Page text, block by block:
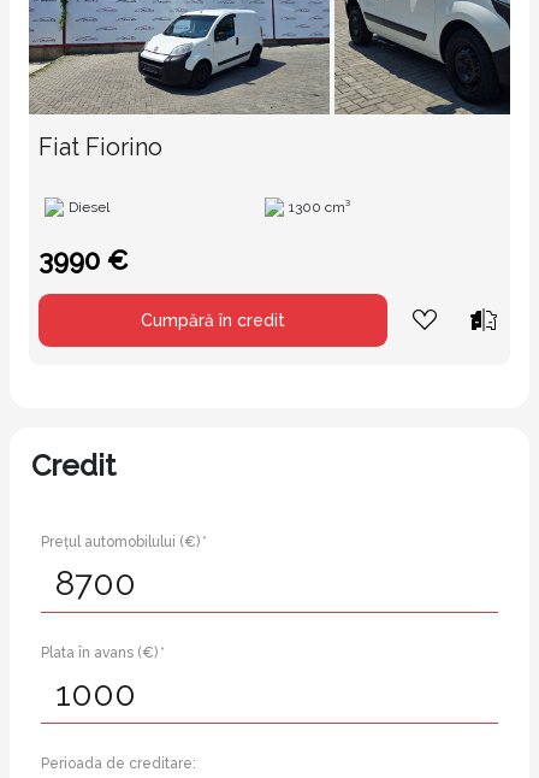
Fiat Fiorino
Diesel 1300 cm³
3990 €
Cumpără în credit
Credit
Prețul automobilului (€) *
Plata în avans (€) *
Perioada de creditare: